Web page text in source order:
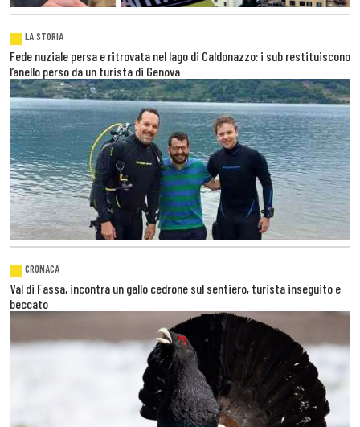
LA STORIA
Fede nuziale persa e ritrovata nel lago di Caldonazzo: i sub restituiscono
l’anello perso da un turista di Genova
CRONACA
Val di Fassa, incontra un gallo cedrone sul sentiero, turista inseguito e
beccato